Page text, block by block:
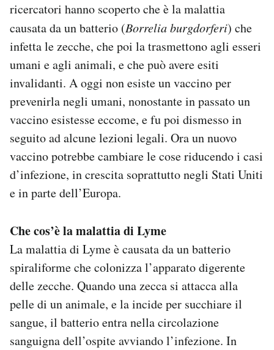
ricercatori hanno scoperto che è la malattia
causata da un batterio (Borrelia burgdorferi) che
infetta le zecche, che poi la trasmettono agli esseri
umani e agli animali, e che può avere esiti
invalidanti. A oggi non esiste un vaccino per
prevenirla negli umani, nonostante in passato un
vaccino esistesse eccome, e fu poi dismesso in
seguito ad alcune lezioni legali. Ora un nuovo
vaccino potrebbe cambiare le cose riducendo i casi
d’infezione, in crescita soprattutto negli Stati Uniti
e in parte dell’Europa.
Che cos’è la malattia di Lyme
La malattia di Lyme è causata da un batterio
spiraliforme che colonizza l’apparato digerente
delle zecche. Quando una zecca si attacca alla
pelle di un animale, e la incide per succhiare il
sangue, il batterio entra nella circolazione
sanguigna dell’ospite avviando l’infezione. In